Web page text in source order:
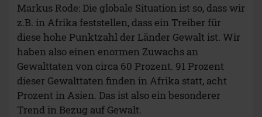
Markus Rode: Die globale Situation ist so, dass wir
z.B. in Afrika feststellen, dass ein Treiber für
diese hohe Punktzahl der Länder Gewalt ist. Wir
haben also einen enormen Zuwachs an
Gewalttaten von circa 60 Prozent. 91 Prozent
dieser Gewalttaten finden in Afrika statt, acht
Prozent in Asien. Das ist also ein besonderer
Trend in Bezug auf Gewalt.